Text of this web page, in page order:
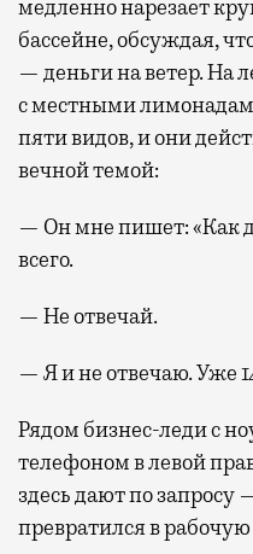
медленно нарезает
бассейне, обсуждая,
— деньги на ветер. На
с местными
пяти видов, и они
вечной темой:
— Он мне пишет: «Как
всего.
— Не отвечай.
— Я и не отвечаю. Уже
Рядом бизнес-леди с
телефоном в левой
здесь дают по
превратился в